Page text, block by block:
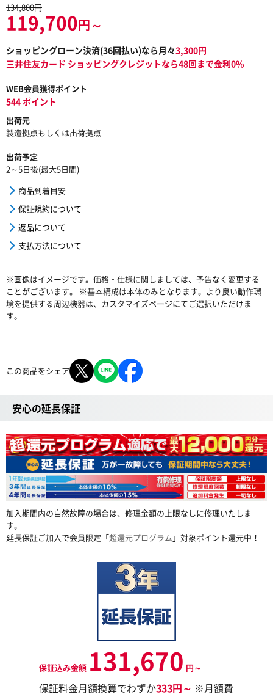
134,800円
119,700円～
ショッピングローン決済(36回払い)なら月々3,300円
三井住友カード ショッピングクレジットなら48回まで金利0%
WEB会員獲得ポイント
544 ポイント
出荷元
製造拠点もしくは出荷拠点
出荷予定
2～5日後(最大5日間)
商品到着目安
保証規約について
返品について
支払方法について
※画像はイメージです。価格・仕様に関しましては、予告なく変更する
ことがございます。 ※基本構成は本体のみとなります。より良い動作環
境を提供する周辺機器は、カスタマイズページにてご選択いただけま
す。
この商品をシェア
安心の延長保証
加入期間内の自然故障の場合は、修理金額の上限なしに修理いたしま
す。
延長保証ご加入で会員限定「超還元プログラム 」対象ポイント還元中！
保証込み金額 131,670 円～
保証料金月額換算でわずか333円～ ※月額費